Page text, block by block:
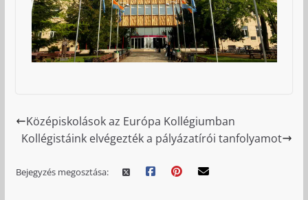
Középiskolások az Európa Kollégiumban
Kollégistáink elvégezték a pályázatírói tanfolyamot
Bejegyzés megosztása: